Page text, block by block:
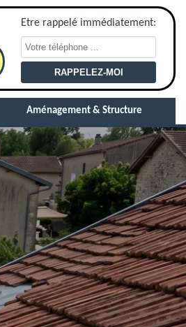
Etre rappelé immédiatement:
Aménagement & Structure